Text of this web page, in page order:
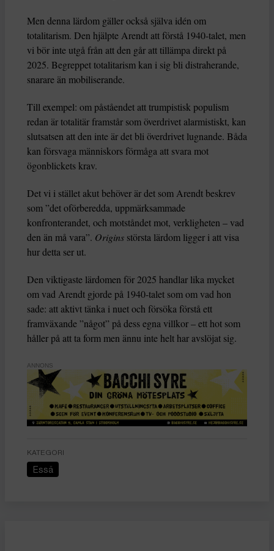
Men denna lärdom gäller också själva idén om
totalitarism. Den hjälpte Arendt att förstå 1940-talet, men
vi bör inte utgå från att den går att tillämpa direkt på
2025. Begreppet totalitarism kan i sig bli distraherande,
snarare än mobiliserande.
Till exempel: om påståendet att trumpistisk populism
redan är totalitär framstår som överdrivet alarmistiskt, kan
slutsatsen att den inte är det bli överdrivet lugnande. Båda
kan försvaga människors förmåga att svara mot
ögonblickets krav.
Det vi i stället akut behöver är det som Arendt beskrev
som ”det oförberedda, uppmärksammade
konfronterandet, och motståndet mot, verkligheten – vad
den än må vara”. Origins största lärdom ligger i att visa
hur detta ser ut.
Den viktigaste lärdomen för 2025 handlar lika mycket
om vad Arendt gjorde på 1940-talet som om vad hon
sade: att aktivt tänka i nuet och försöka förstå ett
framväxande ”något” på dess egna villkor – ett hot som
håller på att ta form men ännu inte helt har avslöjat sig.
ANNONS
KATEGORI
Essä